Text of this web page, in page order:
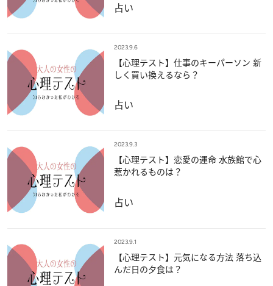
占い
2023.9.6
【心理テスト】仕事のキーパーソン 新
しく買い換えるなら？
占い
2023.9.3
【心理テスト】恋愛の運命 水族館で心
惹かれるものは？
占い
2023.9.1
【心理テスト】元気になる方法 落ち込
んだ日の夕食は？